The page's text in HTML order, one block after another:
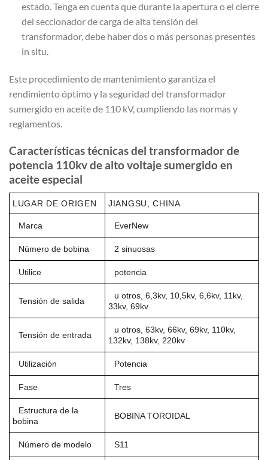
estado. Tenga en cuenta que durante la apertura o el cierre
del seccionador de carga de alta tensión del
transformador, debe haber dos o más personas presentes
in situ.
Este procedimiento de mantenimiento garantiza el
rendimiento óptimo y la seguridad del transformador
sumergido en aceite de 110 kV, cumpliendo las normas y
reglamentos.
Características técnicas del transformador de
potencia 110kv de alto voltaje sumergido en
aceite especial
LUGAR DE ORIGEN JIANGSU, CHINA
Marca EverNew
Número de bobina 2 sinuosas
Utilice potencia
Tensión de salida
u otros, 6,3kv, 10,5kv, 6,6kv, 11kv,
33kv, 69kv
Tensión de entrada
u otros, 63kv, 66kv, 69kv, 110kv,
132kv, 138kv, 220kv
Utilización Potencia
Fase Tres
Estructura de la
bobina
BOBINA TOROIDAL
Número de modelo S11